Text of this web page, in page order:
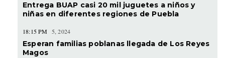
Entrega BUAP casi 20 mil juguetes a niños y
niñas en diferentes regiones de Puebla
18:15 PM 5, 2024
Esperan familias poblanas llegada de Los Reyes
Magos